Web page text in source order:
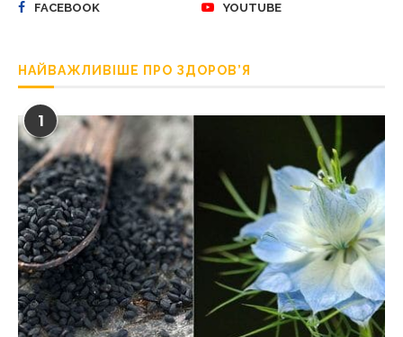
FACEBOOK YOUTUBE
НАЙВАЖЛИВІШЕ ПРО ЗДОРОВ’Я
1